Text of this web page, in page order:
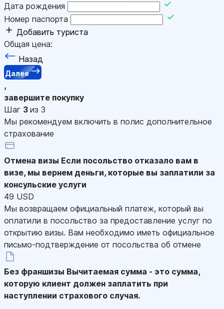
Дата рождения
Номер паспорта
Добавить туриста
Общая цена:
Назад
Далее
,
завершите покупку
Шаг 3 из 3
Мы рекомендуем включить в полис дополнительное
страхование
Отмена визы Если посольство отказало вам в
визе, мы вернем деньги, которые вы заплатили за
консульские услуги
49 USD
Мы возвращаем официальный платеж, который вы
оплатили в посольство за предоставление услуг по
открытию визы. Вам необходимо иметь официальное
письмо-подтверждение от посольства об отмене
Без франшизы Вычитаемая сумма - это сумма,
которую клиент должен заплатить при
наступлении страхового случая.